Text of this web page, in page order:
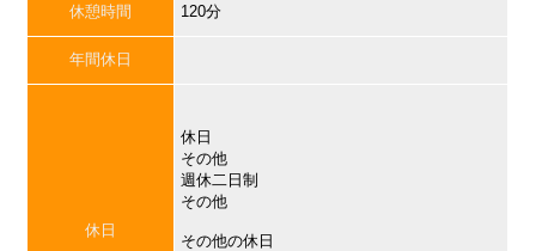
休憩時間 120分
年間休日
休日
休日
その他
週休二日制
その他
その他の休日